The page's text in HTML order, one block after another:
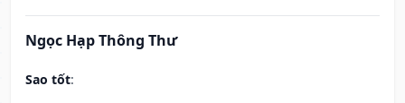
Ngọc Hạp Thông Thư
Sao tốt: